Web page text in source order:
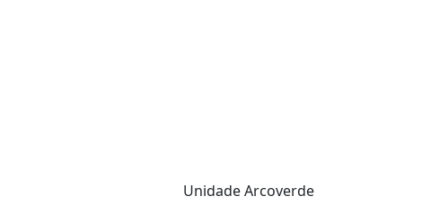
Unidade Arcoverde